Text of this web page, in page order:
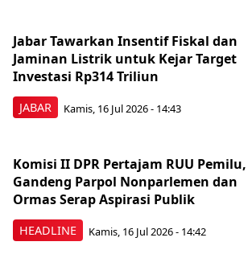
JABAR
Jabar Tawarkan Insentif Fiskal dan
Jaminan Listrik untuk Kejar Target
Investasi Rp314 Triliun
Kamis, 16 Jul 2026 - 14:43
HEADLINE
Komisi II DPR Pertajam RUU Pemilu,
Gandeng Parpol Nonparlemen dan
Ormas Serap Aspirasi Publik
Kamis, 16 Jul 2026 - 14:42